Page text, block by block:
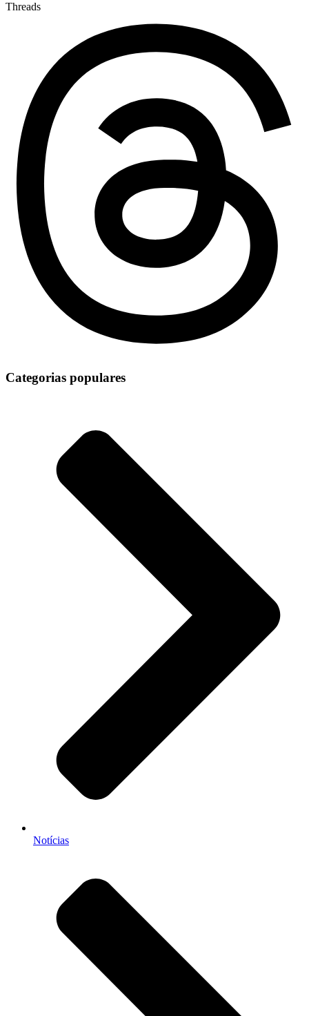
Threads
Categorias populares
Notícias